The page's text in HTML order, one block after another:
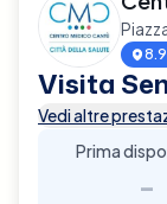
Visita
Vedi altre
Prima
-